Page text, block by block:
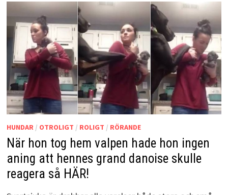
HUNDAR/ OTROLIGT / ROLIGT / RÖRANDE
När hon tog hem valpen hade hon ingen
aning att hennes grand danoise skulle
reagera så HÄR!